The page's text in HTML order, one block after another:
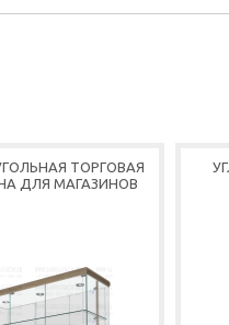
ТОРГОВАЯ
ДЛЯ МАГАЗИНОВ